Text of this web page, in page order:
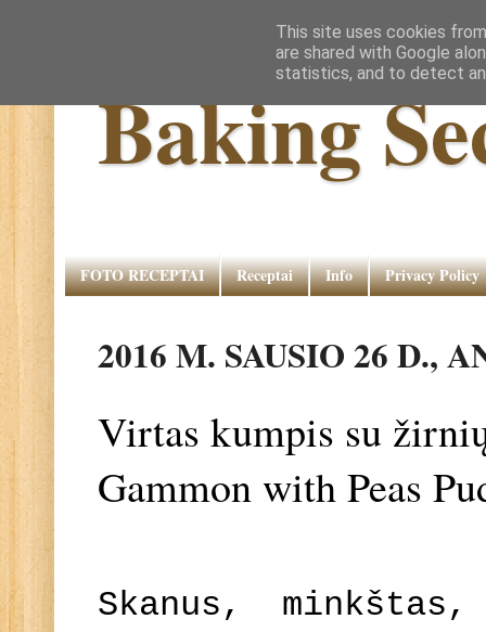
Baking
FOTO RECEPTAI Receptai Info Privacy Policy
2016 M. SAUSIO 26 D.,
Virtas kumpis su
Gammon with Peas
Skanus,
This site uses cookies
are shared with Google
statistics, and to detect